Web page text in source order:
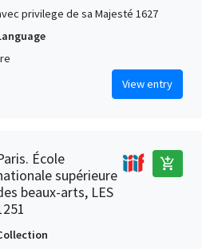
privilege de sa Majesté 1627
View entry
École
supérieure
beaux-arts, LES
add_shopping_cart